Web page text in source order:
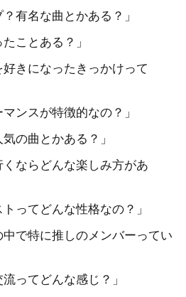
？有名な曲とかある？」
ことある？」
好きになったきっかけって
マンスが特徴的なの？」
の曲とかある？」
くならどんな楽しみ方があ
トってどんな性格なの？」
中で特に推しのメンバーってい
ってどんな感じ？」